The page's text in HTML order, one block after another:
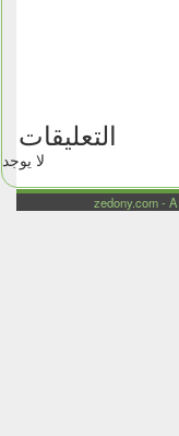
التعليقات
لا يوجد
zedony.com - A